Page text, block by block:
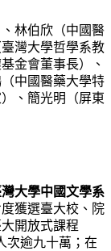
林伯欣（中國醫
灣大學哲學系教
金會董事長）、
中國醫藥大學特
、簡光明（屏東
大學中國文學系
獲選臺大校、院
開放式課程
次逾九十萬；在